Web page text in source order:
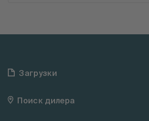
Загрузки
Поиск дилера